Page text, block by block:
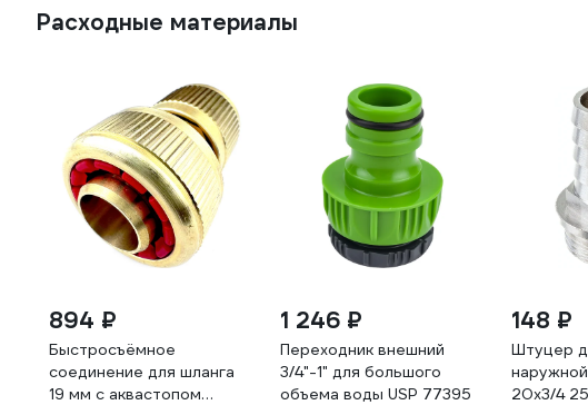
Расходные материалы
894 ₽
Быстросъёмное
соединение для шланга
19 мм с аквастопом
1 246 ₽
Переходник внешний
3/4"-1" для большого
объема воды USP 77395
148 ₽
Штуцер
20х3/4